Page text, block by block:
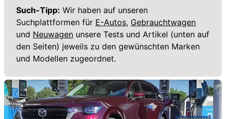
Such-Tipp: Wir haben auf unseren
Suchplattformen für E-Autos, Gebrauchtwagen
und Neuwagen unsere Tests und Artikel (unten auf
den Seiten) jeweils zu den gewünschten Marken
und Modellen zugeordnet.